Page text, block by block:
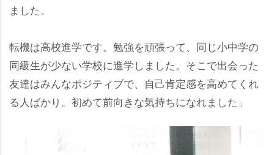
ました。
転機は高校進学です。勉強を頑張って、同じ小中学の
同級生が少ない学校に進学しました。そこで出会った
友達はみんなポジティブで、自己肯定感を高めてくれ
る人ばかり。初めて前向きな気持ちになれました」